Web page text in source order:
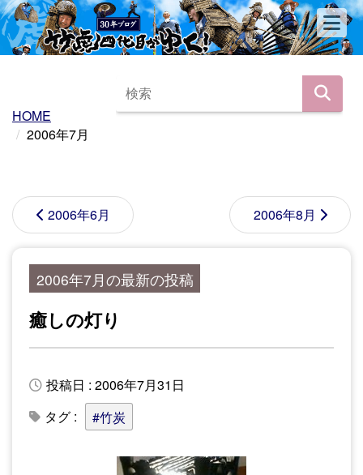
HOME
2006年7月
2006年6月 2006年8月
2006年7月の最新の投稿
癒しの灯り
投稿日 : 2006年7月31日
タグ :
#竹炭